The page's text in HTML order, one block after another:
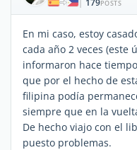
| POSTS
En mi caso, estoy
cada año 2 veces (este
informaron hace
que por el hecho de
filipina podía
siempre que en la
De hecho viajo con el
puesto problemas.